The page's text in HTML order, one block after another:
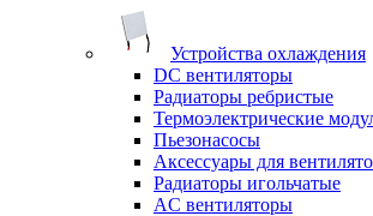
Устройства охлаждения
DC вентиляторы
Радиаторы ребристые
Термоэлектрические
Пьезонасосы
Аксессуары для
Радиаторы игольчатые
AC вентиляторы